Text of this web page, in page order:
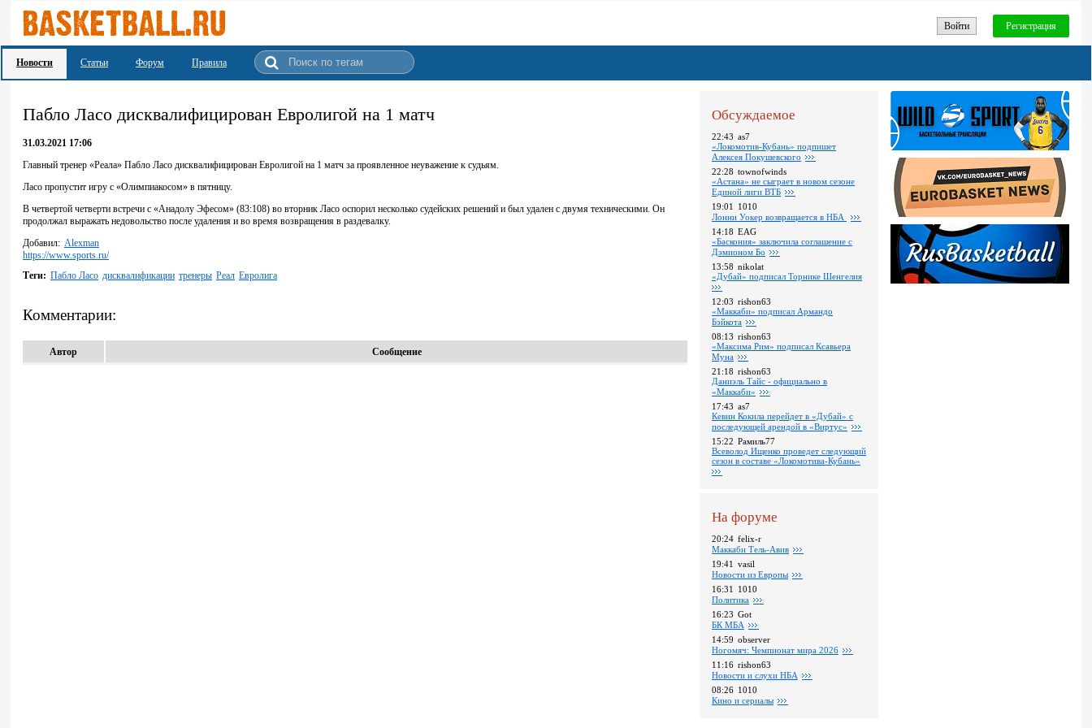
Войти Регистрация
Новости Статьи Форум Правила
Пабло Ласо дисквалифицирован Евролигой на 1 матч
31.03.2021 17:06
Главный тренер «Реала» Пабло Ласо дисквалифицирован Евролигой на 1 матч за проявленное неуважение к судьям.
Ласо пропустит игру с «Олимпиакосом» в пятницу.
В четвертой четверти встречи с «Анадолу Эфесом» (83:108) во вторник Ласо оспорил несколько судейских решений и был удален с двумя техническими. Он
продолжал выражать недовольство после удаления и во время возвращения в раздевалку.
Добавил: Alexman
https://www.sports.ru/
Теги: Пабло Ласо дисквалификации тренеры Реал Евролига
Комментарии:
Автор Сообщение
Обсуждаемое
22:43 as7
«Локомотив-Кубань» подпишет
Алексея Покушевского
22:28 townofwinds
«Астана» не сыграет в новом сезоне
Единой лиги ВТБ
19:01
1010
Лонни Уокер возвращается в НБА
14:18 EAG
«Баскония» заключила соглашение с
Дэмионом Бо
13:58 nikolat
«Дубай» подписал Торнике Шенгелия
12:03 rishon63
«Маккаби» подписал Армандо
Бэйкота
08:13 rishon63
«Максима Рим» подписал Ксавьера
Муна
21:18 rishon63
Даниэль Тайс - официально в
«Маккаби»
17:43 as7
Кевин Кокила перейдет в «Дубай» с
последующей арендой в «Виртус»
15:22 Рамиль77
Всеволод Ищенко проведет следующий
сезон в составе «Локомотива-Кубань»
На форуме
20:24 felix-r
Маккаби Тель-Авив
19:41 vasil
Новости из Европы
16:31
1010
Политика
16:23 Got
БК МБА
14:59 observer
Ногомяч: Чемпионат мира 2026
11:16 rishon63
Новости и слухи НБА
08:26 1010
Кино и сериалы